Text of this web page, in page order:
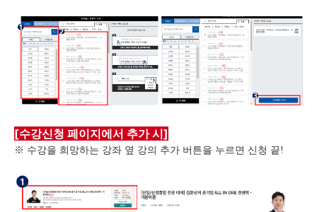
[수강신청 페이지에서 추가 시]
※ 수강을 희망하는 강좌 옆 강의 추가 버튼을 누르면 신청 끝!